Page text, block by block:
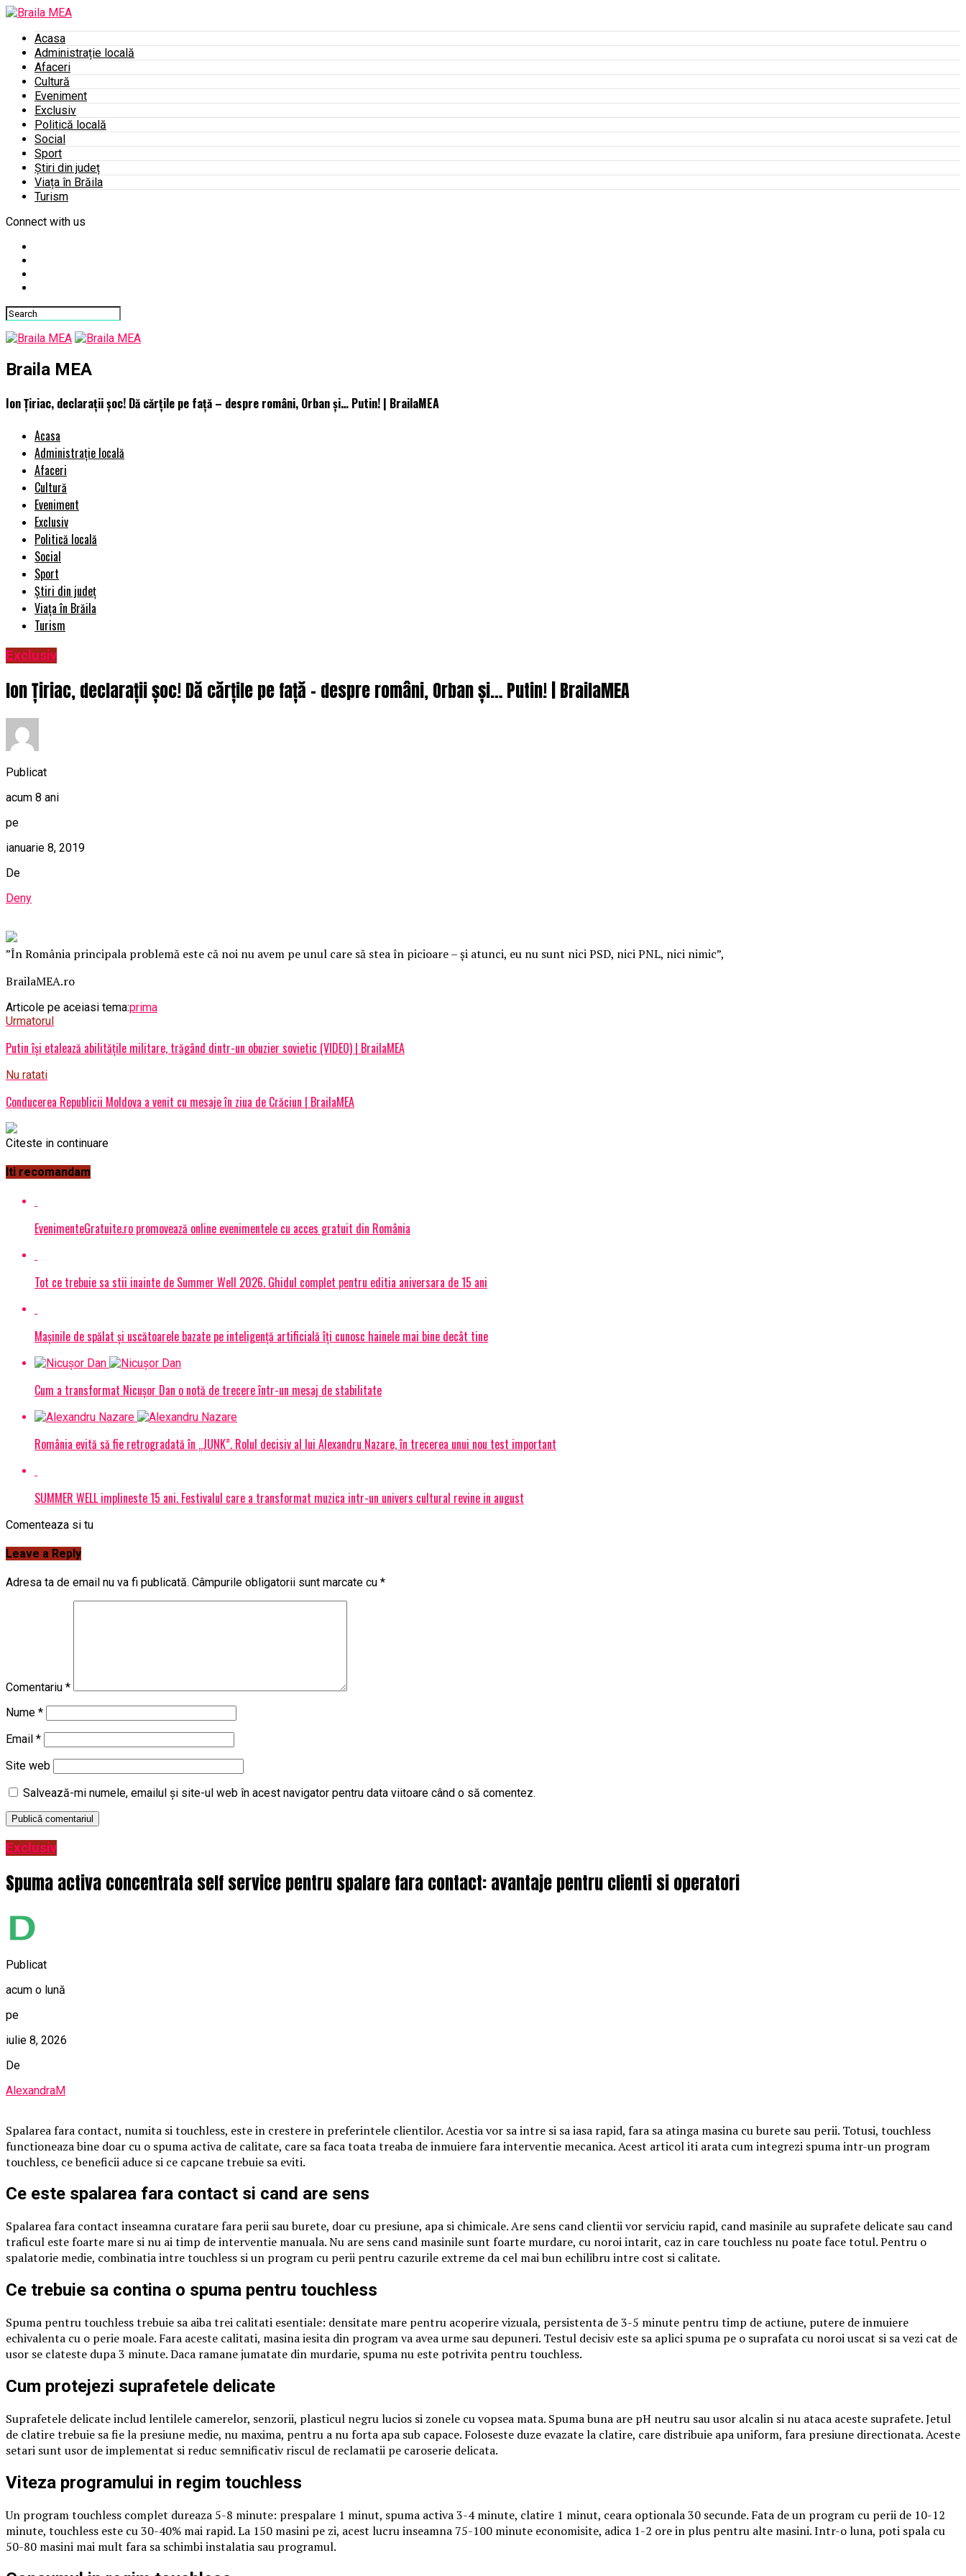
Acasa
Administrație locală
Afaceri
Cultură
Eveniment
Exclusiv
Politică locală
Social
Sport
Știri din județ
Viața în Brăila
Turism
Connect with us
Braila MEA
Ion Țiriac, declarații șoc! Dă cărțile pe față – despre români, Orban și… Putin! | BrailaMEA
Acasa
Administrație locală
Afaceri
Cultură
Eveniment
Exclusiv
Politică locală
Social
Sport
Știri din județ
Viața în Brăila
Turism
Exclusiv
Ion Țiriac, declarații șoc! Dă cărțile pe față – despre români, Orban și… Putin! | BrailaMEA
Publicat
acum 8 ani
pe
ianuarie 8, 2019
De
Deny
”În România principala problemă este că noi nu avem pe unul care să stea în picioare – și atunci, eu nu sunt nici PSD, nici PNL, nici nimic”,
BrailaMEA.ro
Articole pe aceiasi tema:prima
Urmatorul
Putin își etalează abilitățile militare, trăgând dintr-un obuzier sovietic (VIDEO) | BrailaMEA
Nu ratati
Conducerea Republicii Moldova a venit cu mesaje în ziua de Crăciun | BrailaMEA
Citeste in continuare
Iti recomandam
EvenimenteGratuite.ro promovează online evenimentele cu acces gratuit din România
Tot ce trebuie sa stii inainte de Summer Well 2026. Ghidul complet pentru editia aniversara de 15 ani
Mașinile de spălat și uscătoarele bazate pe inteligență artificială îți cunosc hainele mai bine decât tine
Cum a transformat Nicușor Dan o notă de trecere într-un mesaj de stabilitate
România evită să fie retrogradată în „JUNK”. Rolul decisiv al lui Alexandru Nazare, în trecerea unui nou test important
SUMMER WELL implineste 15 ani. Festivalul care a transformat muzica intr-un univers cultural revine in august
Comenteaza si tu
Leave a Reply
Adresa ta de email nu va fi publicată. Câmpurile obligatorii sunt marcate cu *
Comentariu *
Nume *
Email *
Site web
Salvează-mi numele, emailul și site-ul web în acest navigator pentru data viitoare când o să comentez.
Exclusiv
Spuma activa concentrata self service pentru spalare fara contact: avantaje pentru clienti si operatori
Publicat
acum o lună
pe
iulie 8, 2026
De
AlexandraM
Spalarea fara contact, numita si touchless, este in crestere in preferintele clientilor. Acestia vor sa intre si sa iasa rapid, fara sa atinga masina cu burete sau perii. Totusi, touchless
functioneaza bine doar cu o spuma activa de calitate, care sa faca toata treaba de inmuiere fara interventie mecanica. Acest articol iti arata cum integrezi spuma intr-un program
touchless, ce beneficii aduce si ce capcane trebuie sa eviti.
Ce este spalarea fara contact si cand are sens
Spalarea fara contact inseamna curatare fara perii sau burete, doar cu presiune, apa si chimicale. Are sens cand clientii vor serviciu rapid, cand masinile au suprafete delicate sau cand
traficul este foarte mare si nu ai timp de interventie manuala. Nu are sens cand masinile sunt foarte murdare, cu noroi intarit, caz in care touchless nu poate face totul. Pentru o
spalatorie medie, combinatia intre touchless si un program cu perii pentru cazurile extreme da cel mai bun echilibru intre cost si calitate.
Ce trebuie sa contina o spuma pentru touchless
Spuma pentru touchless trebuie sa aiba trei calitati esentiale: densitate mare pentru acoperire vizuala, persistenta de 3-5 minute pentru timp de actiune, putere de inmuiere
echivalenta cu o perie moale. Fara aceste calitati, masina iesita din program va avea urme sau depuneri. Testul decisiv este sa aplici spuma pe o suprafata cu noroi uscat si sa vezi cat de
usor se clateste dupa 3 minute. Daca ramane jumatate din murdarie, spuma nu este potrivita pentru touchless.
Cum protejezi suprafetele delicate
Suprafetele delicate includ lentilele camerelor, senzorii, plasticul negru lucios si zonele cu vopsea mata. Spuma buna are pH neutru sau usor alcalin si nu ataca aceste suprafete. Jetul
de clatire trebuie sa fie la presiune medie, nu maxima, pentru a nu forta apa sub capace. Foloseste duze evazate la clatire, care distribuie apa uniform, fara presiune directionata. Aceste
setari sunt usor de implementat si reduc semnificativ riscul de reclamatii pe caroserie delicata.
Viteza programului in regim touchless
Un program touchless complet dureaza 5-8 minute: prespalare 1 minut, spuma activa 3-4 minute, clatire 1 minut, ceara optionala 30 secunde. Fata de un program cu perii de 10-12
minute, touchless este cu 30-40% mai rapid. La 150 masini pe zi, acest lucru inseamna 75-100 minute economisite, adica 1-2 ore in plus pentru alte masini. Intr-o luna, poti spala cu
50-80 masini mai mult fara sa schimbi instalatia sau programul.